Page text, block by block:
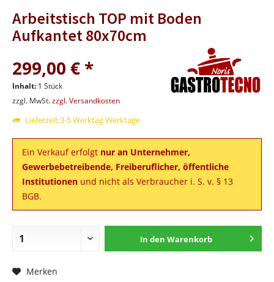
Arbeitstisch TOP mit Boden
Aufkantet 80x70cm
299,00 € *
Inhalt: 1 Stück
zzgl. MwSt.zzgl. Versandkosten
Lieferzeit 3-5 Werktag Werktage
Ein Verkauf erfolgt nur an Unternehmer,
Gewerbebetreibende, Freiberuflicher, öffentliche
Institutionen und nicht als Verbraucher i. S. v. § 13
BGB.
In den Warenkorb
Merken